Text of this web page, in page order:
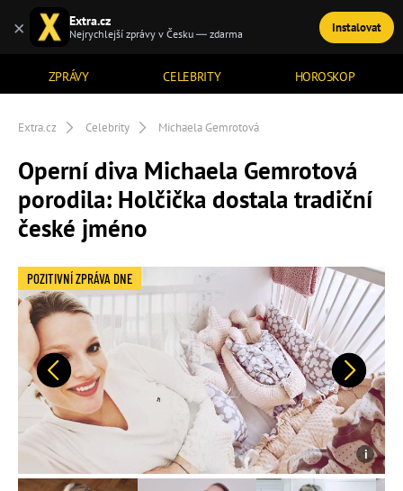
ZPRÁVY CELEBRITY HOROSKOP
TÉMATA
Extra.cz Celebrity Michaela Gemrotová
Operní diva Michaela Gemrotová
porodila: Holčička dostala tradiční
české jméno
Předchozí Další
POZITIVNÍ ZPRÁVA DNE
× Extra.cz
Nejrychlejší zprávy v Česku — zdarma Instalovat